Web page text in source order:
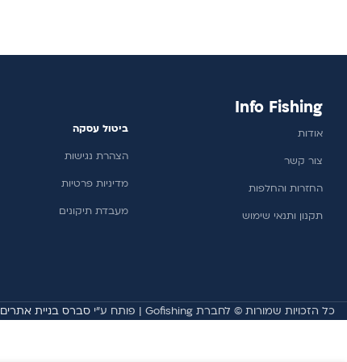
Info Fishing
אודות
צור קשר
החזרות והחלפות
תקנון ותנאי שימוש
ביטול עסקה
הצהרת נגישות
מדיניות פרטיות
מעבדת תיקונים
כל הזכויות שמורות © לחברת Gofishing | פותח ע״י סברס בניית אתרים